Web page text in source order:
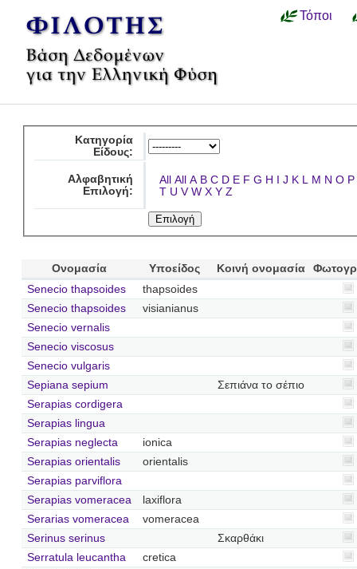
Τόποι
Κατηγορία
Είδους:
Αλφαβητική
Επιλογή:
All All A B C D E F G H I J K L M N O P
T U V W X Y Z
Ονομασία Υποείδος Κοινή ονομασία
Senecio thapsoides
thapsoides
Senecio thapsoides
visianianus
Senecio vernalis
Senecio viscosus
Senecio vulgaris
Sepiana sepium
Σεπιάνα το σέπιο
Serapias cordigera
Serapias lingua
Serapias neglecta
ionica
Serapias orientalis
orientalis
Serapias parviflora
Serapias vomeracea
laxiflora
Serarias vomeracea
vomeracea
Serinus serinus
Σκαρθάκι
Serratula leucantha
cretica